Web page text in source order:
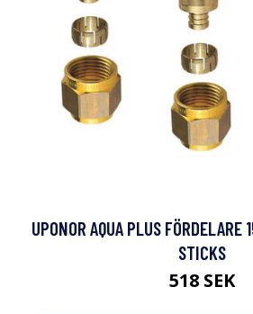
UPONOR AQUA PLUS
STICKS
518 SEK